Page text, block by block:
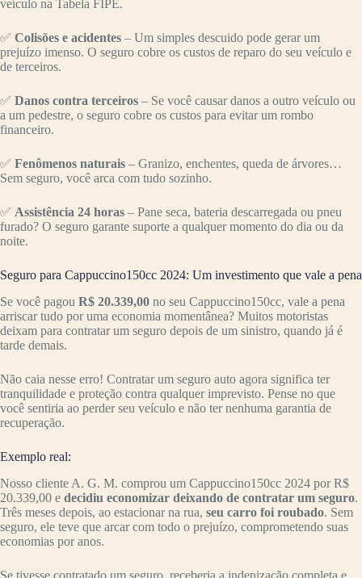
veículo na Tabela FIPE.
✅ Colisões e acidentes – Um simples descuido pode gerar um
prejuízo imenso. O seguro cobre os custos de reparo do seu veículo e
de terceiros.
✅ Danos contra terceiros – Se você causar danos a outro veículo ou
a um pedestre, o seguro cobre os custos para evitar um rombo
financeiro.
✅ Fenômenos naturais – Granizo, enchentes, queda de árvores…
Sem seguro, você arca com tudo sozinho.
✅ Assistência 24 horas – Pane seca, bateria descarregada ou pneu
furado? O seguro garante suporte a qualquer momento do dia ou da
noite.
Seguro para Cappuccino150cc 2024: Um investimento que vale a pena
Se você pagou R$ 20.339,00 no seu Cappuccino150cc, vale a pena
arriscar tudo por uma economia momentânea? Muitos motoristas
deixam para contratar um seguro depois de um sinistro, quando já é
tarde demais.
Não caia nesse erro! Contratar um seguro auto agora significa ter
tranquilidade e proteção contra qualquer imprevisto. Pense no que
você sentiria ao perder seu veículo e não ter nenhuma garantia de
recuperação.
Exemplo real:
Nosso cliente A. G. M. comprou um Cappuccino150cc 2024 por R$
20.339,00 e decidiu economizar deixando de contratar um seguro.
Três meses depois, ao estacionar na rua, seu carro foi roubado. Sem
seguro, ele teve que arcar com todo o prejuízo, comprometendo suas
economias por anos.
Se tivesse contratado um seguro, receberia a indenização completa e